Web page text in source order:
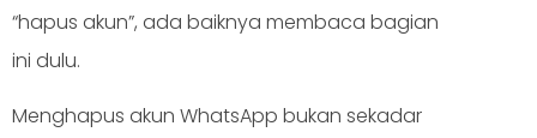
“hapus akun”, ada baiknya membaca bagian
ini dulu.
Menghapus akun WhatsApp bukan sekadar